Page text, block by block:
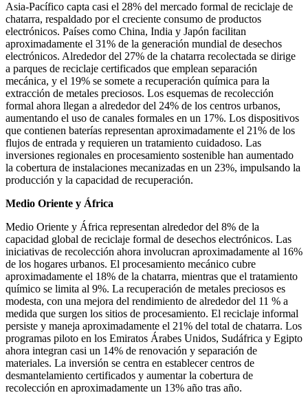
Asia-Pacífico capta casi el 28% del mercado formal de reciclaje de
chatarra, respaldado por el creciente consumo de productos
electrónicos. Países como China, India y Japón facilitan
aproximadamente el 31% de la generación mundial de desechos
electrónicos. Alrededor del 27% de la chatarra recolectada se dirige
a parques de reciclaje certificados que emplean separación
mecánica, y el 19% se somete a recuperación química para la
extracción de metales preciosos. Los esquemas de recolección
formal ahora llegan a alrededor del 24% de los centros urbanos,
aumentando el uso de canales formales en un 17%. Los dispositivos
que contienen baterías representan aproximadamente el 21% de los
flujos de entrada y requieren un tratamiento cuidadoso. Las
inversiones regionales en procesamiento sostenible han aumentado
la cobertura de instalaciones mecanizadas en un 23%, impulsando la
producción y la capacidad de recuperación.
Medio Oriente y África
Medio Oriente y África representan alrededor del 8% de la
capacidad global de reciclaje formal de desechos electrónicos. Las
iniciativas de recolección ahora involucran aproximadamente al 16%
de los hogares urbanos. El procesamiento mecánico cubre
aproximadamente el 18% de la chatarra, mientras que el tratamiento
químico se limita al 9%. La recuperación de metales preciosos es
modesta, con una mejora del rendimiento de alrededor del 11 % a
medida que surgen los sitios de procesamiento. El reciclaje informal
persiste y maneja aproximadamente el 21% del total de chatarra. Los
programas piloto en los Emiratos Árabes Unidos, Sudáfrica y Egipto
ahora integran casi un 14% de renovación y separación de
materiales. La inversión se centra en establecer centros de
desmantelamiento certificados y aumentar la cobertura de
recolección en aproximadamente un 13% año tras año.